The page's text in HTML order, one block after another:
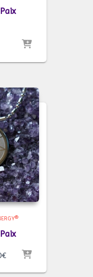
€Plage